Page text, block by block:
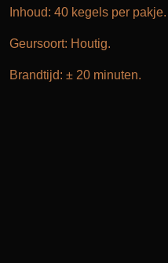
Inhoud: 40 kegels per pakje.
Geursoort: Houtig.
Brandtijd: ± 20 minuten.